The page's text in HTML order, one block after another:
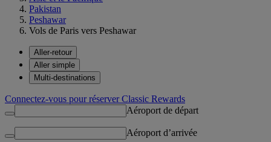
Pakistan
Peshawar
Vols de Paris vers Peshawar
Aller-retour
Aller simple
Multi-destinations
Connectez-vous pour réserver Classic Rewards
Aéroport de départ
Aéroport d’arrivée